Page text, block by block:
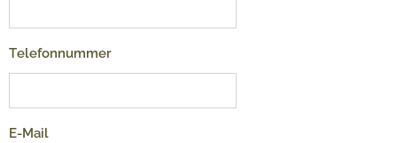
Telefonnummer
E-Mail